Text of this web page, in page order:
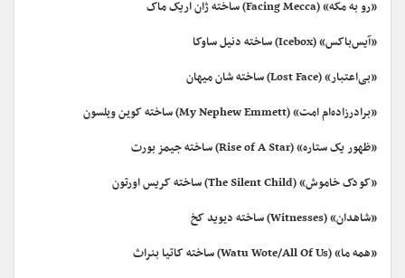
«رو به مکه» (Facing Mecca) ساخته ژان اریک ماک
«آیس‌باکس» (Icebox) ساخته دنیل ساوکا
«بی‌اعتبار» (Lost Face) ساخته شان میهان
«برادرزاده‌ام امت» (My Nephew Emmett) ساخته کوین ویلسون
«ظهور یک ستاره» (Rise of A Star) ساخته جیمز بورت
«کودک خاموش» (The Silent Child)‌ ساخته کریس اورتون
«شاهدان» (Witnesses) ساخته دیوید کخ
«همه ما» (Watu Wote/All Of Us) ساخته کاتیا بنراث